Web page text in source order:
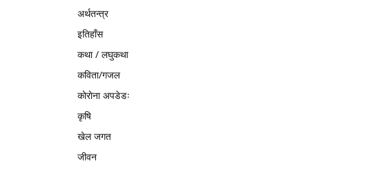
अर्थतन्त्र
इतिहाँस
कथा / लघुकथा
कविता/गजल
काेराेना अपडेडः
कृषि
खेल जगत
जीवन